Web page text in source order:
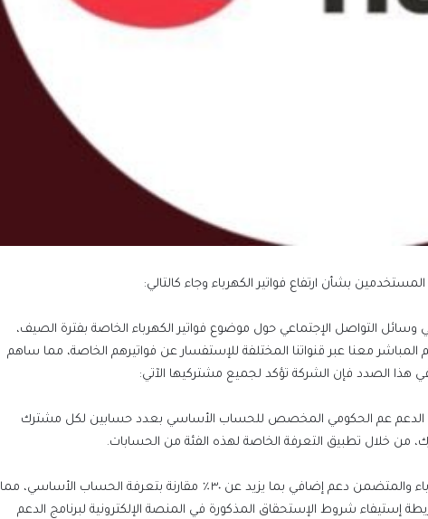
بشأن ارتفاع فواتير الكهرباء وجاء كالتالي:
وسائل التواصل الإجتماعي حول موضوع فواتير الكهرباء الخاصة بفترة الصيف،
المباشر معنا عبر قنواتنا المختلفة للإستفسار عن فواتيرهم الخاصة، مما ساهم
هذا الصدد فإن الشركة تؤكد لجميع مشتركيها الآتي:
من الدعم عم الحكومي المخصص للحساب الأساسي بعدد حسابين لكل مشترك
من خلال تطبيق التعرفة الخاصة لهذه الفئة من الحسابات.
2_ الاستفادة من برنامج الدعم الوطني الخاص بالكهرباء والمتضمن دعم إضافي بما يزيد عن ٣٠٪ مقارنة بتعرفة الحساب الأساسي، مما
إستيفاء شروط الإستحقاق المذكورة في المنصة الإلكترونية لبرنامج الدعم